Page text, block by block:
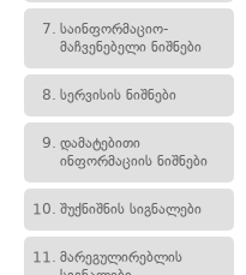
7. საინფორმაციო-
მაჩვენებელი ნიშნები
8. სერვისის ნიშნები
9. დამატებითი
ინფორმაციის ნიშნები
10. შუქნიშნის სიგნალები
11. მარეგულირებლის